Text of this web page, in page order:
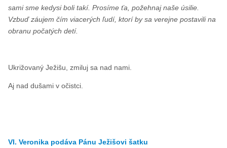
sami sme kedysi boli takí. Prosíme ťa, požehnaj naše úsilie.
Vzbuď záujem čím viacerých ľudí, ktorí by sa verejne postavili na
obranu počatých detí.
Ukrižovaný Ježišu, zmiluj sa nad nami.
Aj nad dušami v očistci.
VI. Veronika podáva Pánu Ježišovi šatku